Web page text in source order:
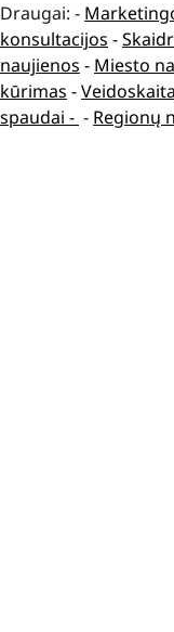
Draugai: -
konsultacijos -
naujienos - Miesto
kūrimas -Veidoskaita
spaudai - - Regionų